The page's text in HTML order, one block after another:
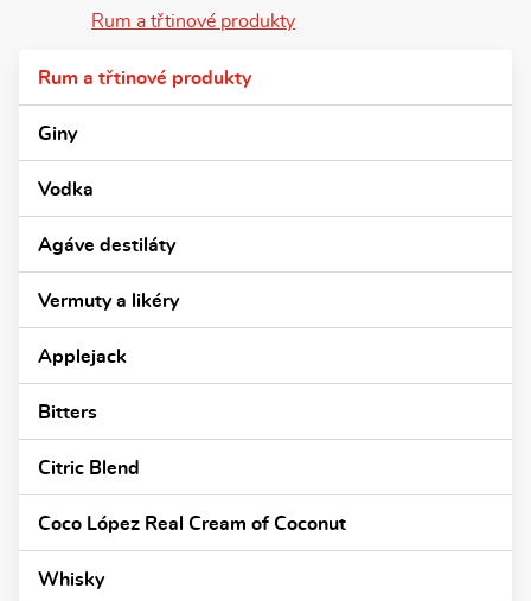
Rum a třtinové produkty
Rum a třtinové produkty
Giny
Vodka
Agáve destiláty
Vermuty a likéry
Applejack
Bitters
Citric Blend
Coco López Real Cream of Coconut
Whisky